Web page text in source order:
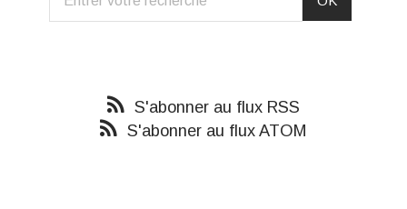
S'abonner au flux RSS
S'abonner au flux ATOM